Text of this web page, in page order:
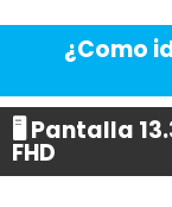
¿Como
🖥️ Pantalla
FHD